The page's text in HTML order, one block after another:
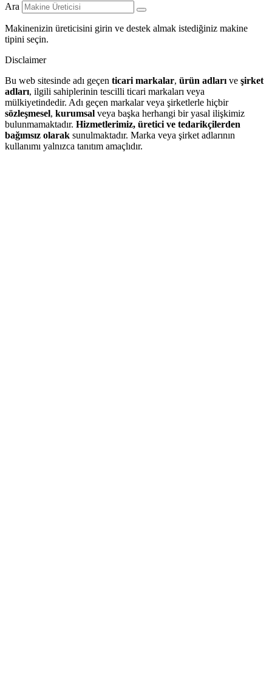
Ara
Makinenizin üreticisini girin ve destek almak istediğiniz makine
tipini seçin.
Disclaimer
Bu web sitesinde adı geçen ticari markalar, ürün adları ve şirket
adları, ilgili sahiplerinin tescilli ticari markaları veya
mülkiyetindedir. Adı geçen markalar veya şirketlerle hiçbir
sözleşmesel, kurumsal veya başka herhangi bir yasal ilişkimiz
bulunmamaktadır. Hizmetlerimiz, üretici ve tedarikçilerden
bağımsız olarak sunulmaktadır. Marka veya şirket adlarının
kullanımı yalnızca tanıtım amaçlıdır.